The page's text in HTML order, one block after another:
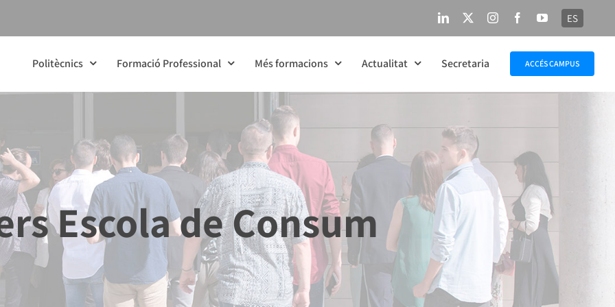
LinkedIn InstagramFacebookYouTube
ES
Politècnics Formació Professional Més formacions Actualitat Secretaria ACCÉS CAMPUS
Escola de Consum